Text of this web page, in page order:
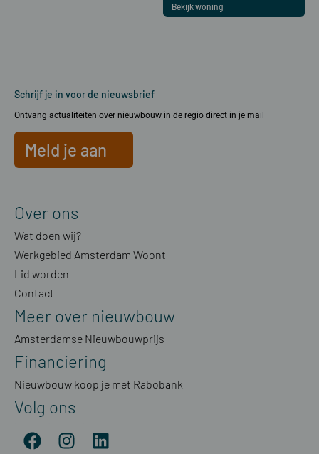
Bekijk woning
Schrijf je in voor de nieuwsbrief
Ontvang actualiteiten over nieuwbouw in de regio direct in je mail
Meld je aan
Over ons
Wat doen wij?
Werkgebied Amsterdam Woont
Lid worden
Contact
Meer over nieuwbouw
Amsterdamse Nieuwbouwprijs
Financiering
Nieuwbouw koop je met Rabobank
Volg ons